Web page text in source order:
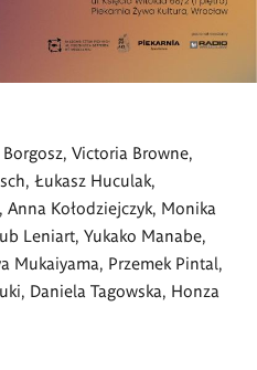
Victoria Browne,
Łukasz Huculak,
Kołodziejczyk, Monika
Leniart, Yukako Manabe,
Mukaiyama, Przemek Pintal,
Daniela Tagowska, Honza